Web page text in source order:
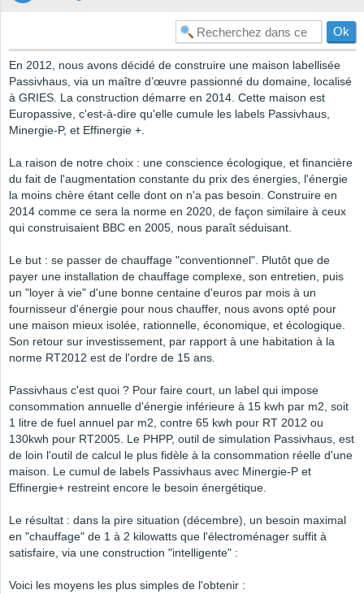
En 2012, nous avons décidé de construire une maison labellisée
Passivhaus, via un maître d’œuvre passionné du domaine, localisé
à GRIES. La construction démarre en 2014. Cette maison est
Europassive, c'est-à-dire qu'elle cumule les labels Passivhaus,
Minergie-P, et Effinergie +.
La raison de notre choix : une conscience écologique, et financière
du fait de l'augmentation constante du prix des énergies, l'énergie
la moins chère étant celle dont on n'a pas besoin. Construire en
2014 comme ce sera la norme en 2020, de façon similaire à ceux
qui construisaient BBC en 2005, nous paraît séduisant.
Le but : se passer de chauffage "conventionnel". Plutôt que de
payer une installation de chauffage complexe, son entretien, puis
un "loyer à vie" d'une bonne centaine d'euros par mois à un
fournisseur d'énergie pour nous chauffer, nous avons opté pour
une maison mieux isolée, rationnelle, économique, et écologique.
Son retour sur investissement, par rapport à une habitation à la
norme RT2012 est de l'ordre de 15 ans.
Passivhaus c'est quoi ? Pour faire court, un label qui impose
consommation annuelle d'énergie inférieure à 15 kwh par m2, soit
1 litre de fuel annuel par m2, contre 65 kwh pour RT 2012 ou
130kwh pour RT2005. Le PHPP, outil de simulation Passivhaus, est
de loin l'outil de calcul le plus fidèle à la consommation réelle d'une
maison. Le cumul de labels Passivhaus avec Minergie-P et
Effinergie+ restreint encore le besoin énergétique.
Le résultat : dans la pire situation (décembre), un besoin maximal
en "chauffage" de 1 à 2 kilowatts que l'électroménager suffit à
satisfaire, via une construction "intelligente" :
Voici les moyens les plus simples de l'obtenir :